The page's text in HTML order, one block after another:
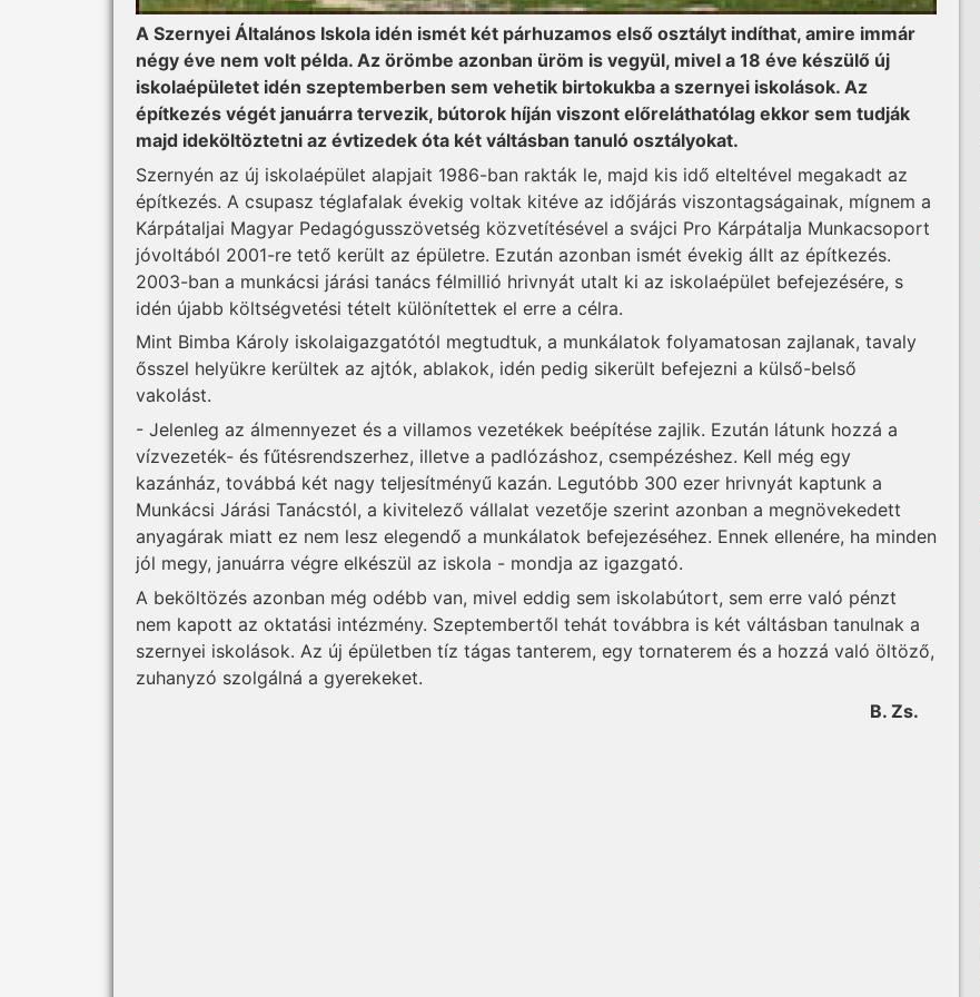
A Szernyei Általános Iskola idén ismét két párhuzamos első osztályt indíthat, amire immár
négy éve nem volt példa. Az örömbe azonban üröm is vegyül, mivel a 18 éve készülő új
iskolaépületet idén szeptemberben sem vehetik birtokukba a szernyei iskolások. Az
építkezés végét januárra tervezik, bútorok híján viszont előreláthatólag ekkor sem tudják
majd ideköltöztetni az évtizedek óta két váltásban tanuló osztályokat.
Szernyén az új iskolaépület alapjait 1986-ban rakták le, majd kis idő elteltével megakadt az
építkezés. A csupasz téglafalak évekig voltak kitéve az időjárás viszontagságainak, mígnem a
Kárpátaljai Magyar Pedagógusszövetség közvetítésével a svájci Pro Kárpátalja Munkacsoport
jóvoltából 2001-re tető került az épületre. Ezután azonban ismét évekig állt az építkezés.
2003-ban a munkácsi járási tanács félmillió hrivnyát utalt ki az iskolaépület befejezésére, s
idén újabb költségvetési tételt különítettek el erre a célra.
Mint Bimba Károly iskolaigazgatótól megtudtuk, a munkálatok folyamatosan zajlanak, tavaly
ősszel helyükre kerültek az ajtók, ablakok, idén pedig sikerült befejezni a külső-belső
vakolást.
- Jelenleg az álmennyezet és a villamos vezetékek beépítése zajlik. Ezután látunk hozzá a
vízvezeték- és fűtésrendszerhez, illetve a padlózáshoz, csempézéshez. Kell még egy
kazánház, továbbá két nagy teljesítményű kazán. Legutóbb 300 ezer hrivnyát kaptunk a
Munkácsi Járási Tanácstól, a kivitelező vállalat vezetője szerint azonban a megnövekedett
anyagárak miatt ez nem lesz elegendő a munkálatok befejezéséhez. Ennek ellenére, ha minden
jól megy, januárra végre elkészül az iskola - mondja az igazgató.
A beköltözés azonban még odébb van, mivel eddig sem iskolabútort, sem erre való pénzt
nem kapott az oktatási intézmény. Szeptembertől tehát továbbra is két váltásban tanulnak a
szernyei iskolások. Az új épületben tíz tágas tanterem, egy tornaterem és a hozzá való öltöző,
zuhanyzó szolgálná a gyerekeket.
B. Zs.